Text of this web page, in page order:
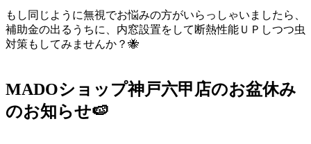
もし同じように無視でお悩みの方がいらっしゃいましたら、
補助金の出るうちに、内窓設置をして断熱性能ＵＰしつつ虫
対策もしてみませんか？🐝
MADOショップ神戸六甲店のお盆休み
のお知らせ🍉